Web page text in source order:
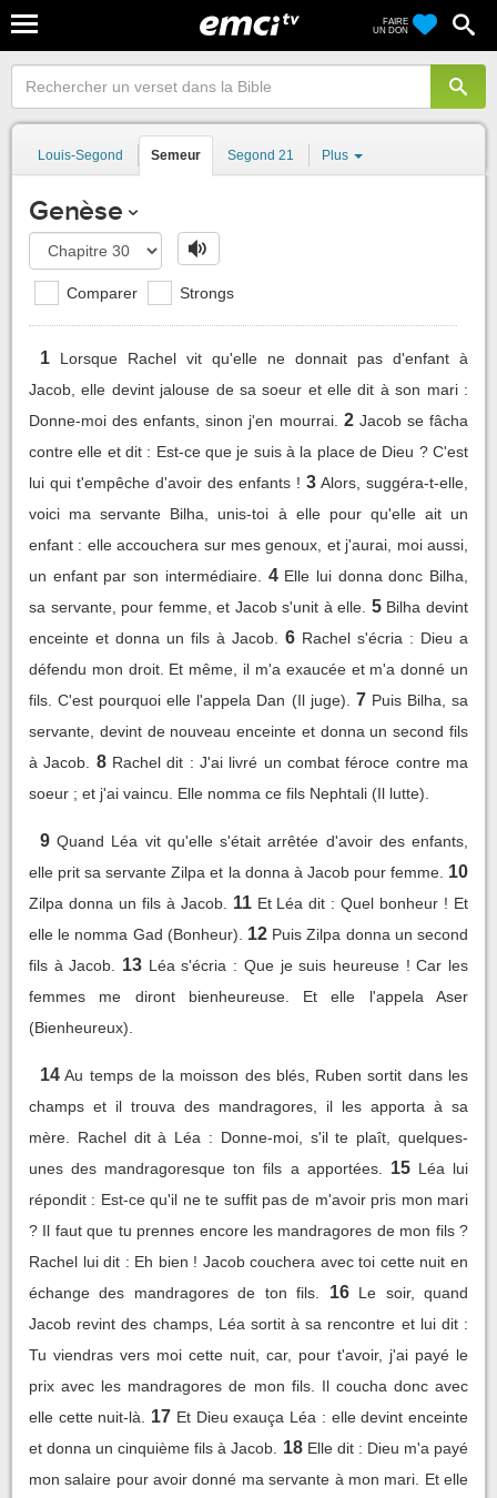
FAIRE
UN DON
Louis-Segond Semeur Segond 21 Plus
Genèse
Comparer Strongs
1
Lorsque Rachel vit qu'elle ne donnait pas d'enfant à
Jacob, elle devint jalouse de sa soeur et elle dit à son mari :
Donne-moi des enfants, sinon j'en mourrai. 2 Jacob se fâcha
contre elle et dit : Est-ce que je suis à la place de Dieu ? C'est
lui qui t'empêche d'avoir des enfants ! 3 Alors, suggéra-t-elle,
voici ma servante Bilha, unis-toi à elle pour qu'elle ait un
enfant : elle accouchera sur mes genoux, et j'aurai, moi aussi,
un enfant par son intermédiaire.
4 Elle lui donna donc Bilha,
sa servante, pour femme, et Jacob s'unit à elle. 5 Bilha devint
enceinte et donna un fils à Jacob.
6 Rachel s'écria : Dieu a
défendu mon droit. Et même, il m'a exaucée et m'a donné un
fils. C'est pourquoi elle l'appela Dan (Il juge).
7 Puis Bilha, sa
servante, devint de nouveau enceinte et donna un second fils
à Jacob.
8 Rachel dit : J'ai livré un combat féroce contre ma
soeur ; et j'ai vaincu. Elle nomma ce fils Nephtali (Il lutte).
9 Quand Léa vit qu'elle s'était arrêtée d'avoir des enfants,
elle prit sa servante Zilpa et la donna à Jacob pour femme. 10
Zilpa donna un fils à Jacob. 11 Et Léa dit : Quel bonheur ! Et
elle le nomma Gad (Bonheur).
12 Puis Zilpa donna un second
fils à Jacob.
13 Léa s'écria : Que je suis heureuse ! Car les
femmes me diront bienheureuse. Et elle l'appela Aser
(Bienheureux).
14 Au temps de la moisson des blés, Ruben sortit dans les
champs et il trouva des mandragores, il les apporta à sa
mère. Rachel dit à Léa : Donne-moi, s'il te plaît, quelques-
unes des mandragoresque ton fils a apportées.
15 Léa lui
répondit : Est-ce qu'il ne te suffit pas de m'avoir pris mon mari
? Il faut que tu prennes encore les mandragores de mon fils ?
Rachel lui dit : Eh bien ! Jacob couchera avec toi cette nuit en
échange des mandragores de ton fils.
16 Le soir, quand
Jacob revint des champs, Léa sortit à sa rencontre et lui dit :
Tu viendras vers moi cette nuit, car, pour t'avoir, j'ai payé le
prix avec les mandragores de mon fils. Il coucha donc avec
elle cette nuit-là.
17 Et Dieu exauça Léa : elle devint enceinte
et donna un cinquième fils à Jacob.
18 Elle dit : Dieu m'a payé
mon salaire pour avoir donné ma servante à mon mari. Et elle